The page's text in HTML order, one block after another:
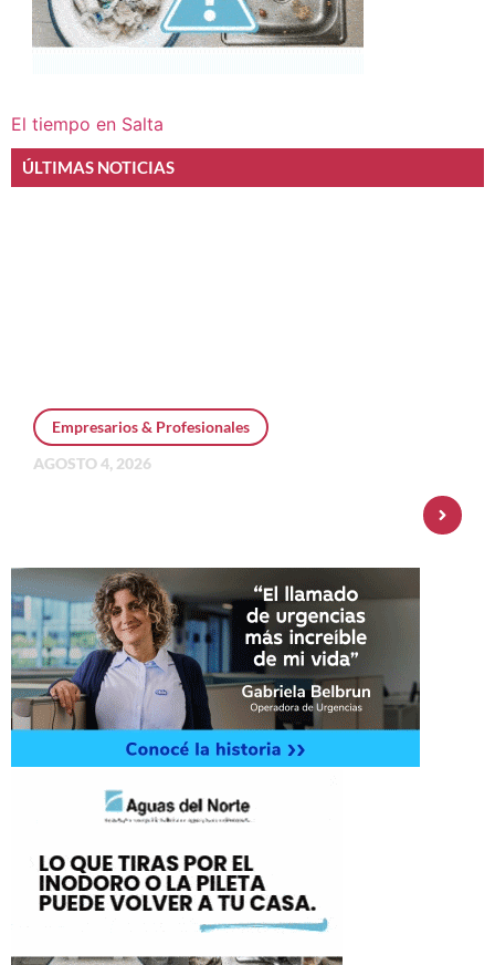
El tiempo en Salta
ÚLTIMAS NOTICIAS
Empresarios & Profesionales
AGOSTO 4, 2026